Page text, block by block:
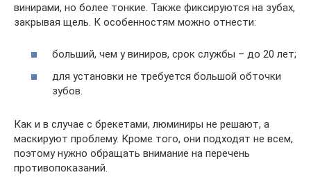
винирами, но более тонкие. Также фиксируются на зубах,
закрывая щель. К особенностям можно отнести:
больший, чем у виниров, срок службы – до 20 лет;
для установки не требуется большой обточки
зубов.
Как и в случае с брекетами, люминиры не решают, а
маскируют проблему. Кроме того, они подходят не всем,
поэтому нужно обращать внимание на перечень
противопоказаний.